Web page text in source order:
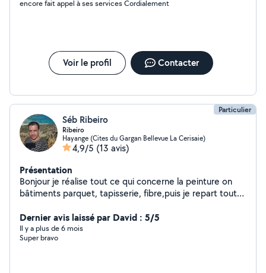
encore fait appel à ses services Cordialement
Voir le profil Contacter
Particulier
Séb Ribeiro
Ribeiro
Hayange (Cites du Gargan Bellevue La Cerisaie)
4,9/5 (13 avis)
Présentation
Bonjour je réalise tout ce qui concerne la peinture on
bâtiments parquet, tapisserie, fibre,puis je repart tout
lavabo ou de changer des robinetterie, montage de
meubles, petits travaux de maçonnerie comme crépi
mur et muret
Dernier avis laissé par David : 5/5
Il y a plus de 6 mois
Super bravo